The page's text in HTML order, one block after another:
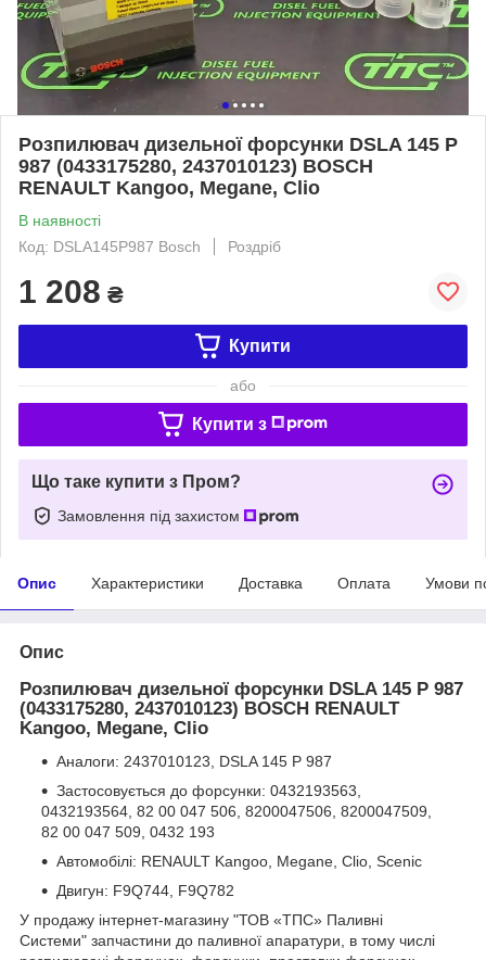
Розпилювач дизельної форсунки DSLA 145 P
987 (0433175280, 2437010123) BOSCH
RENAULT Kangoo, Megane, Clio
В наявності
Код: DSLA145P987 Bosch
Роздріб
1 208 ₴
Купити
або
Купити з
Що таке купити з Пром?
Замовлення під захистом
Опис Характеристики Доставка Оплата Умови
Опис
Розпилювач дизельної форсунки DSLA 145 P 987
(0433175280, 2437010123) BOSCH RENAULT
Kangoo, Megane, Clio
Аналоги: 2437010123, DSLA 145 P 987
Застосовується до форсунки: 0432193563,
0432193564, 82 00 047 506, 8200047506, 8200047509,
82 00 047 509, 0432 193
Автомобілі: RENAULT Kangoo, Megane, Clio, Scenic
Двигун: F9Q744, F9Q782
У продажу інтернет-магазину "ТОВ «ТПС» Паливні
Системи" запчастини до паливної апаратури, в тому числі